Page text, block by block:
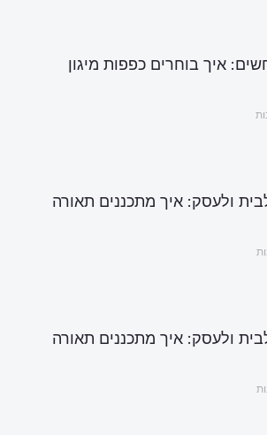
איך בוחרים כפפות מיגון
ולעסק: איך מתכננים תאורה
ולעסק: איך מתכננים תאורה